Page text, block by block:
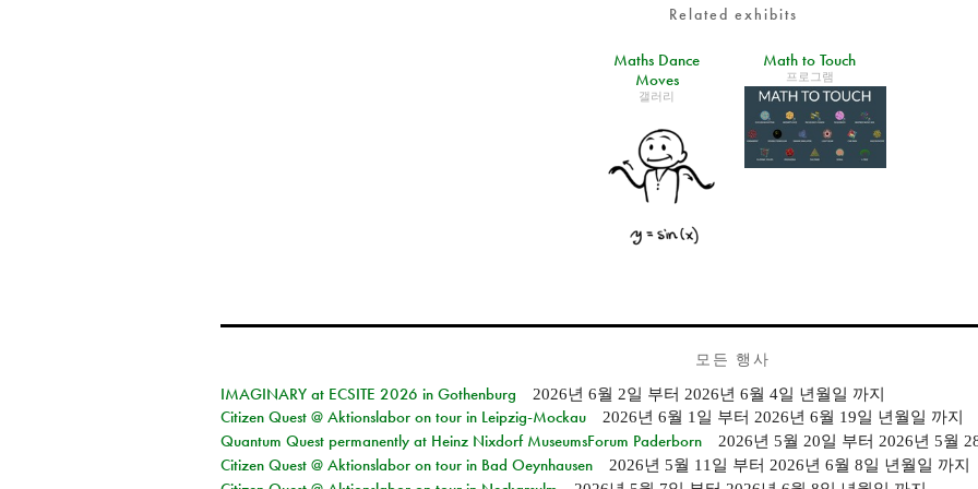
Related exhibits
Maths Dance
Moves
갤러리
Math to Touch
프로그램
모든 행사
IMAGINARY at ECSITE 2026 in Gothenburg
2026년 6월 2일 부터 2026년 6월 4일 년월일 까지
Citizen Quest @ Aktionslabor on tour in Leipzig-Mockau 2026년 6월 1일 부터 2026년 6월 19일 년월일 까지
Quantum Quest permanently at Heinz Nixdorf MuseumsForum Paderborn 2026년 5월 20일 부터 2026년 5월
Citizen Quest @ Aktionslabor on tour in Bad Oeynhausen 2026년 5월 11일 부터 2026년 6월 8일 년월일 까지